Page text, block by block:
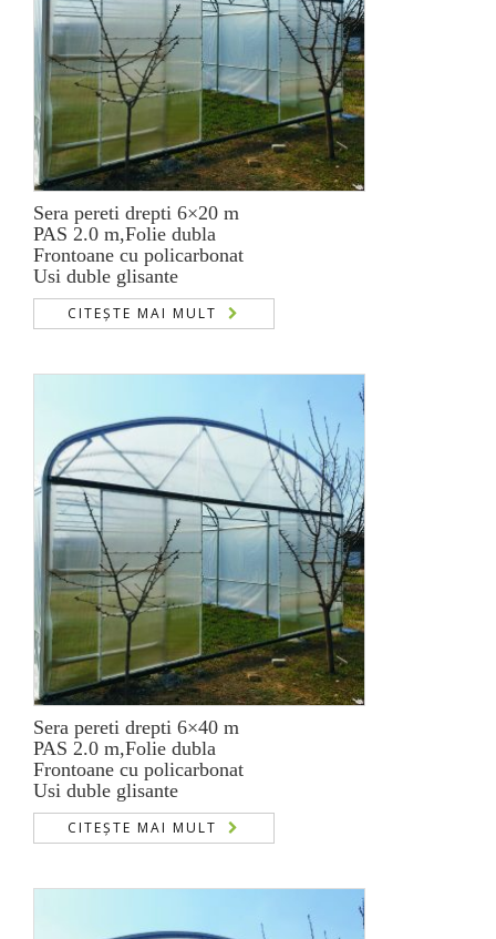
Sera pereti drepti 6×20 m
PAS 2.0 m,Folie dubla
Frontoane cu policarbonat
Usi duble glisante
CITEȘTE MAI MULT
Sera pereti drepti 6×40 m
PAS 2.0 m,Folie dubla
Frontoane cu policarbonat
Usi duble glisante
CITEȘTE MAI MULT